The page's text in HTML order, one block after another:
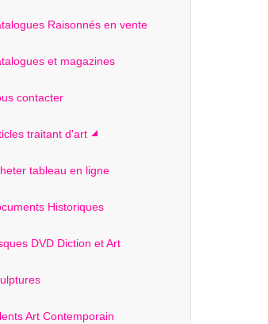
Raisonnés en vente
et magazines
contacter
traitant d'art
tableau en ligne
Historiques
DVD Diction et Art
Art Contemporain